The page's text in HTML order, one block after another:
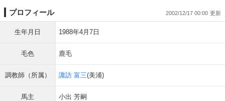
プロフィール 2002/12/17 00:00
生年月日 1988年4月7日
毛色 鹿毛
調教師（所属） 諏訪 富三(美浦)
馬主 小出 芳嗣